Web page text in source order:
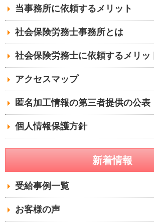
当事務所に依頼するメリット
社会保険労務士事務所とは
社会保険労務士に依頼するメリッ
アクセスマップ
匿名加工情報の第三者提供の公表
個人情報保護方針
新着情報
受給事例一覧
お客様の声